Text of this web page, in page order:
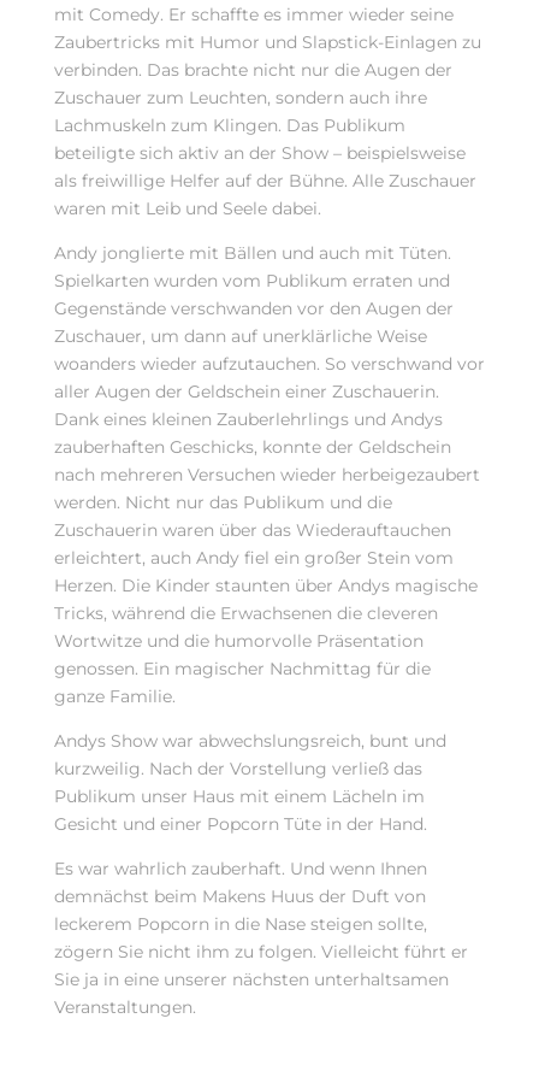
mit Comedy. Er schaffte es immer wieder seine
Zaubertricks mit Humor und Slapstick-Einlagen zu
verbinden. Das brachte nicht nur die Augen der
Zuschauer zum Leuchten, sondern auch ihre
Lachmuskeln zum Klingen. Das Publikum
beteiligte sich aktiv an der Show – beispielsweise
als freiwillige Helfer auf der Bühne. Alle Zuschauer
waren mit Leib und Seele dabei.
Andy jonglierte mit Bällen und auch mit Tüten.
Spielkarten wurden vom Publikum erraten und
Gegenstände verschwanden vor den Augen der
Zuschauer, um dann auf unerklärliche Weise
woanders wieder aufzutauchen. So verschwand vor
aller Augen der Geldschein einer Zuschauerin.
Dank eines kleinen Zauberlehrlings und Andys
zauberhaften Geschicks, konnte der Geldschein
nach mehreren Versuchen wieder herbeigezaubert
werden. Nicht nur das Publikum und die
Zuschauerin waren über das Wiederauftauchen
erleichtert, auch Andy fiel ein großer Stein vom
Herzen. Die Kinder staunten über Andys magische
Tricks, während die Erwachsenen die cleveren
Wortwitze und die humorvolle Präsentation
genossen. Ein magischer Nachmittag für die
ganze Familie.
Andys Show war abwechslungsreich, bunt und
kurzweilig. Nach der Vorstellung verließ das
Publikum unser Haus mit einem Lächeln im
Gesicht und einer Popcorn Tüte in der Hand.
Es war wahrlich zauberhaft. Und wenn Ihnen
demnächst beim Makens Huus der Duft von
leckerem Popcorn in die Nase steigen sollte,
zögern Sie nicht ihm zu folgen. Vielleicht führt er
Sie ja in eine unserer nächsten unterhaltsamen
Veranstaltungen.